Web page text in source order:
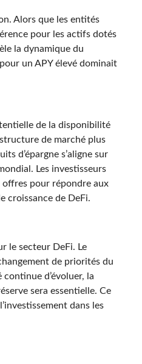
Alors que les entités
pour les actifs dotés
la dynamique du
un APY élevé dominait
de la disponibilité
de marché plus
d’épargne s’aligne sur
Les investisseurs
pour répondre aux
croissance de DeFi.
le secteur DeFi. Le
de priorités du
d’évoluer, la
sera essentielle. Ce
dans les